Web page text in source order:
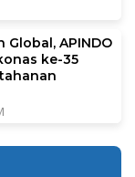
APINDO
ke-35